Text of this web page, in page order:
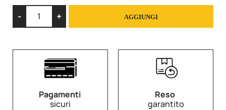
AGGIUNGI
Pagamenti
sicuri
Reso
garantito